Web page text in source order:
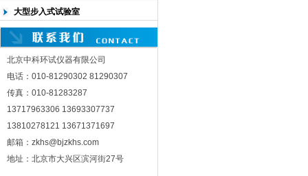
大型步入式试验室
北京中科环试仪器有限公司
电话：010-81290302 81290307
传真：010-81283287
13717963306 13693307737
13810278121 13671371697
邮箱：zkhs@bjzkhs.com
地址：北京市大兴区滨河街27号